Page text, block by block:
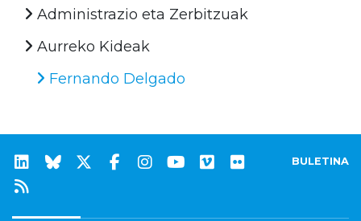
Administrazio eta Zerbitzuak
Aurreko Kideak
Fernando Delgado
BULETINA